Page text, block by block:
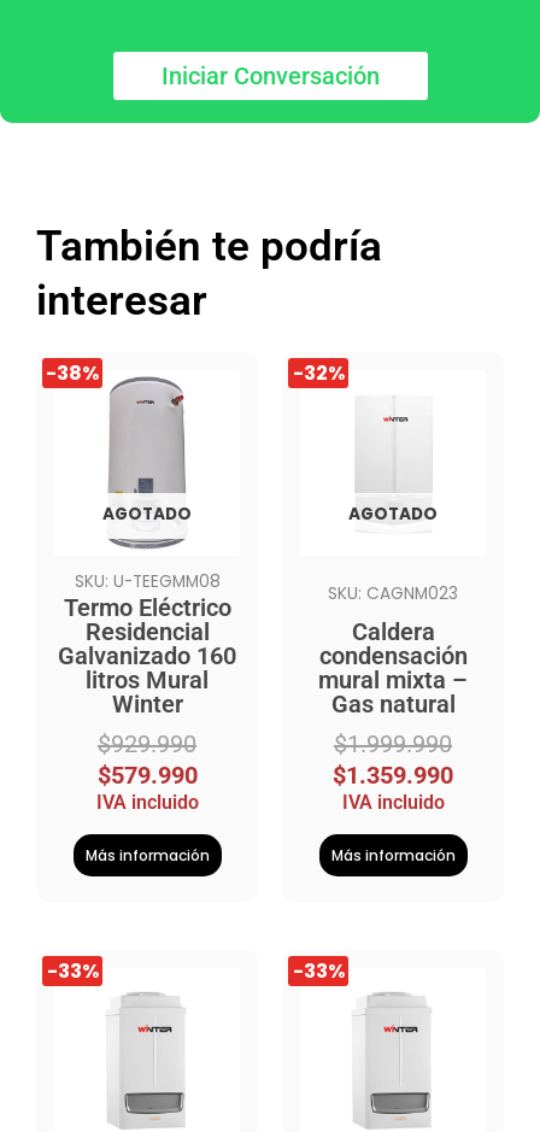
Iniciar Conversación
También te podría
interesar
-38%
AGOTADO
SKU: U-TEEGMM08
Termo Eléctrico
Residencial
Galvanizado 160
litros Mural
Winter
$929.990
El
precio
$929.990.
$579.990
El
precio
$579.990.
IVA incluido
Más información
-32%
AGOTADO
SKU: CAGNM023
Caldera
condensación
mural mixta –
Gas natural
$1.999.990
El
precio
$1.999.990.
$1.359.990
El
precio
$1.359.990.
IVA incluido
Más información
-33%
El
precio
$8.199.990.
El
precio
$5.459.990.
-33%
El
precio
$8.199.990.
El
precio
$5.459.990.